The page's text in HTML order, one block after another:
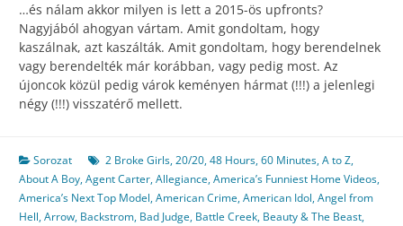
…és nálam akkor milyen is lett a 2015-ös upfronts?
Nagyjából ahogyan vártam. Amit gondoltam, hogy
kaszálnak, azt kaszálták. Amit gondoltam, hogy berendelnek
vagy berendelték már korábban, vagy pedig most. Az
újoncok közül pedig várok keményen hármat (!!!) a jelenlegi
négy (!!!) visszatérő mellett.
Sorozat 2 Broke Girls,20/20,48 Hours,60 Minutes,A to Z,
About A Boy,Agent Carter,Allegiance,America’s Funniest Home Videos,
America’s Next Top Model,American Crime,American Idol,Angel from
Hell,Arrow, Backstrom, Bad Judge, Battle Creek, Beauty & The Beast,